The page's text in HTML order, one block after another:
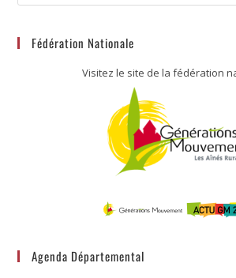
Fédération Nationale
Visitez le site de la fédération
Agenda Départemental